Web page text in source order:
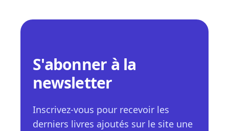
S'abonner à la
newsletter
Inscrivez-vous pour recevoir les
derniers livres ajoutés sur le site une